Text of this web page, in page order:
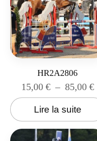
HR2A2806
15,00 € – 85,00 €
Lire la suite